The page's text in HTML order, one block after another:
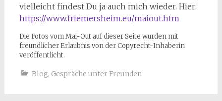
vielleicht findest Du ja auch mich wieder. Hier:
https://www.friemersheim.eu/maiout.htm
Die Fotos vom Mai-Out auf dieser Seite wurden mit
freundlicher Erlaubnis von der Copyrecht-Inhaberin
veröffentlicht.
Blog, Gespräche unter Freunden